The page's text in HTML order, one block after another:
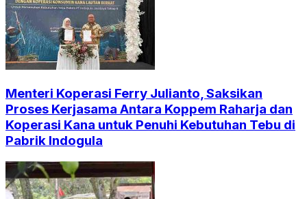
Menteri Koperasi Ferry Julianto, Saksikan
Proses Kerjasama Antara Koppem Raharja dan
Koperasi Kana untuk Penuhi Kebutuhan Tebu di
Pabrik Indogula